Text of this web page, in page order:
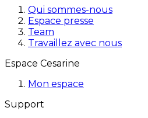
Qui sommes-nous
Espace presse
Team
Travaillez avec nous
Espace Cesarine
Mon espace
Support